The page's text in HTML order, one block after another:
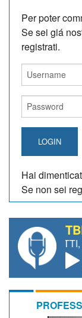
Per poter
Se sei giá
registrati.
LOGIN
Hai
Se non sei